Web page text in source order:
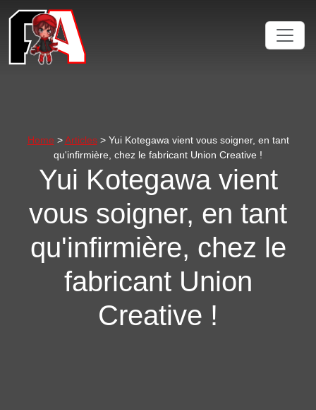
Home >Articles> Yui Kotegawa vient vous soigner, en tant
qu'infirmière, chez le fabricant Union Creative !
Yui Kotegawa vient
vous soigner, en tant
qu'infirmière, chez le
fabricant Union
Creative !